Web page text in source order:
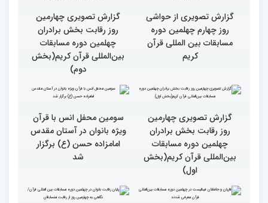
روز رقابت بخش برادران
چهلمین دوره مسابقات
بین‌المللی قرآن کریم(بخش
چهارم)
روز رقابت بخش برادران
چهلمین دوره مسابقات
بین‌المللی قرآن کریم(بخش
سوم)
روز چهارم چهلمین دوره
مسابقات بین المللی قرآن
کریم
روز رقابت بخش برادران
چهلمین دوره مسابقات
بین‌المللی قرآن کریم(بخش
دوم)